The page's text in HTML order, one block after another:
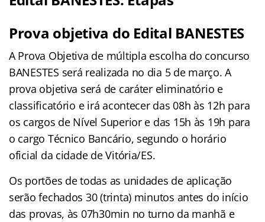
Prova objetiva do Edital BANESTES
A Prova Objetiva de múltipla escolha do concurso
BANESTES será realizada no dia 5 de março. A
prova objetiva será de caráter eliminatório e
classificatório e irá acontecer das 08h às 12h para
os cargos de Nível Superior e das 15h às 19h para
o cargo Técnico Bancário, segundo o horário
oficial da cidade de Vitória/ES.
Os portões de todas as unidades de aplicação
serão fechados 30 (trinta) minutos antes do início
das provas, às 07h30min no turno da manhã e